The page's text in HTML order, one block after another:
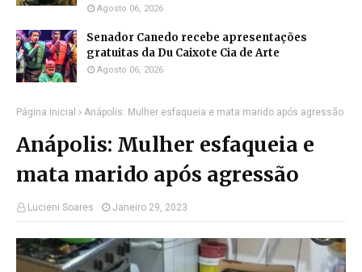
Agosto 06, 2026
Senador Canedo recebe apresentações
gratuitas da Du Caixote Cia de Arte
Agosto 06, 2026
Página inicial Anápolis: Mulher esfaqueia e mata marido após agressão
Anápolis: Mulher esfaqueia e
mata marido após agressão
Lucieni Soares Janeiro 29, 2023